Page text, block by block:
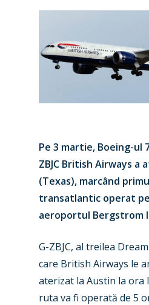
Pe 3 martie, Boeing-ul
ZBJC British Airways a
(Texas), marcând
transatlantic operat
aeroportul Bergstrom
G-ZBJC, al treilea
care British Airways le
aterizat la Austin la ora
ruta va fi operată de 5